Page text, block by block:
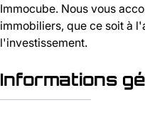
Immocube. Nous vous
immobiliers, que ce soit à
l'investissement.
Informations